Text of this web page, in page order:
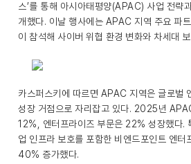
스’를 통해 아시아태평양(APAC) 사업 전략
개했다. 이날 행사에는 APAC 지역 주요 파
이 참석해 사이버 위협 환경 변화와 차세대
카스퍼스키에 따르면 APAC 지역은 글로벌
성장 거점으로 자리잡고 있다. 2025년
12%, 엔터프라이즈 부문은 22% 성장했다.
업 인프라 보호를 포함한 비엔드포인트 엔터
40% 증가했다.